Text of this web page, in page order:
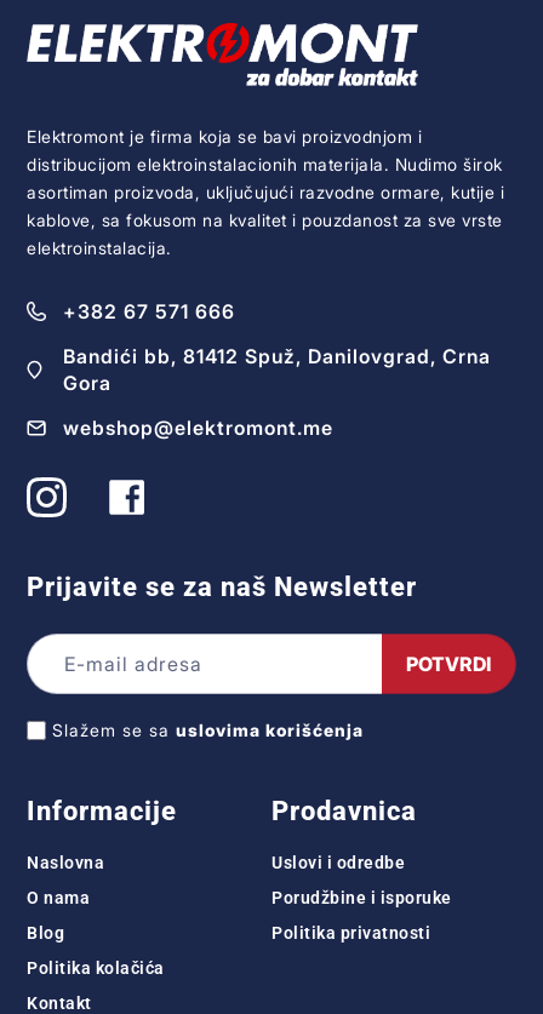
Elektromont je firma koja se bavi proizvodnjom i
distribucijom elektroinstalacionih materijala. Nudimo širok
asortiman proizvoda, uključujući razvodne ormare, kutije i
kablove, sa fokusom na kvalitet i pouzdanost za sve vrste
elektroinstalacija.
+382 67 571 666
Bandići bb, 81412 Spuž, Danilovgrad, Crna
Gora
webshop@elektromont.me
Prijavite se za naš Newsletter
POTVRDI
Slažem se sauslovima korišćenja
Informacije
Naslovna
O nama
Blog
Politika kolačića
Kontakt
Prodavnica
Uslovi i odredbe
Porudžbine i isporuke
Politika privatnosti